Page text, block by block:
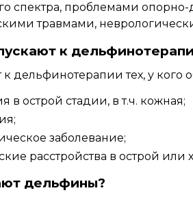
спектра, проблемами
травмами,
к
дельфинотерапии тех, у кого
в острой стадии, в т.ч. кожная;
заболевание;
расстройства в острой или
дельфины?